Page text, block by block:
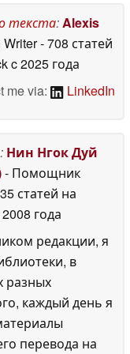
текста:Alexis
Writer- 708 статей
c 2025 года
me via:
LinkedIn
Нин Нгок Дуй
- Помощник
статей на
года
редакции, я
в
разных
каждый день я
перевода на